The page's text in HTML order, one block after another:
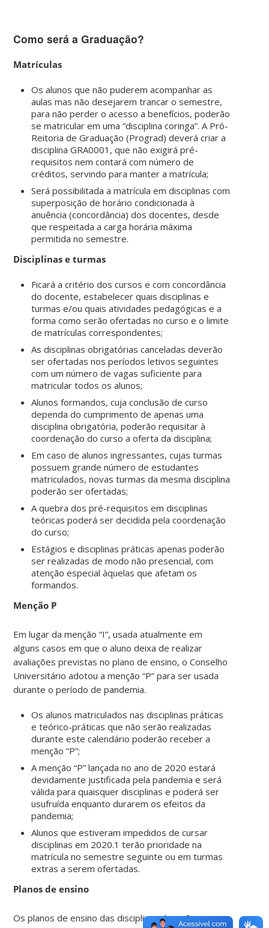
Como será a Graduação?
Matrículas
Os alunos que não puderem acompanhar as
aulas mas não desejarem trancar o semestre,
para não perder o acesso a benefícios, poderão
se matricular em uma “disciplina coringa”. A Pró-
Reitoria de Graduação (Prograd) deverá criar a
disciplina GRA0001, que não exigirá pré-
requisitos nem contará com número de
créditos, servindo para manter a matrícula;
Será possibilitada a matrícula em disciplinas com
superposição de horário condicionada à
anuência (concordância) dos docentes, desde
que respeitada a carga horária máxima
permitida no semestre.
Disciplinas e turmas
Ficará a critério dos cursos e com concordância
do docente, estabelecer quais disciplinas e
turmas e/ou quais atividades pedagógicas e a
forma como serão ofertadas no curso e o limite
de matrículas correspondentes;
As disciplinas obrigatórias canceladas deverão
ser ofertadas nos períodos letivos seguintes
com um número de vagas suficiente para
matricular todos os alunos;
Alunos formandos, cuja conclusão de curso
dependa do cumprimento de apenas uma
disciplina obrigatória, poderão requisitar à
coordenação do curso a oferta da disciplina;
Em caso de alunos ingressantes, cujas turmas
possuem grande número de estudantes
matriculados, novas turmas da mesma disciplina
poderão ser ofertadas;
A quebra dos pré-requisitos em disciplinas
teóricas poderá ser decidida pela coordenação
do curso;
Estágios e disciplinas práticas apenas poderão
ser realizadas de modo não presencial, com
atenção especial àquelas que afetam os
formandos.
Menção P
Em lugar da menção “I”, usada atualmente em
alguns casos em que o aluno deixa de realizar
avaliações previstas no plano de ensino, o Conselho
Universitário adotou a menção “P” para ser usada
durante o período de pandemia.
Os alunos matriculados nas disciplinas práticas
e teórico-práticas que não serão realizadas
durante este calendário poderão receber a
menção “P”;
A menção “P” lançada no ano de 2020 estará
devidamente justificada pela pandemia e será
válida para quaisquer disciplinas e poderá ser
usufruída enquanto durarem os efeitos da
pandemia;
Alunos que estiveram impedidos de cursar
disciplinas em 2020.1 terão prioridade na
matrícula no semestre seguinte ou em turmas
extras a serem ofertadas.
Planos de ensino
Os planos de ensino das disciplinas deverão ser